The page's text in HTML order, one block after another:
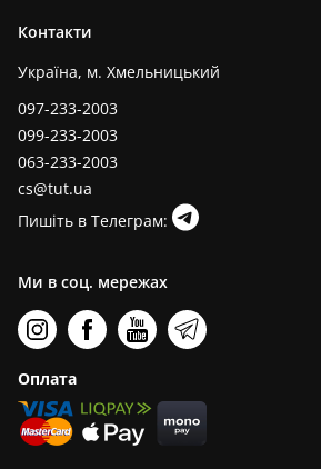
Контакти
Україна, м. Хмельницький
097-233-2003
099-233-2003
063-233-2003
cs@tut.ua
Пишіть в Телеграм:
Ми в соц. мережах
Оплата